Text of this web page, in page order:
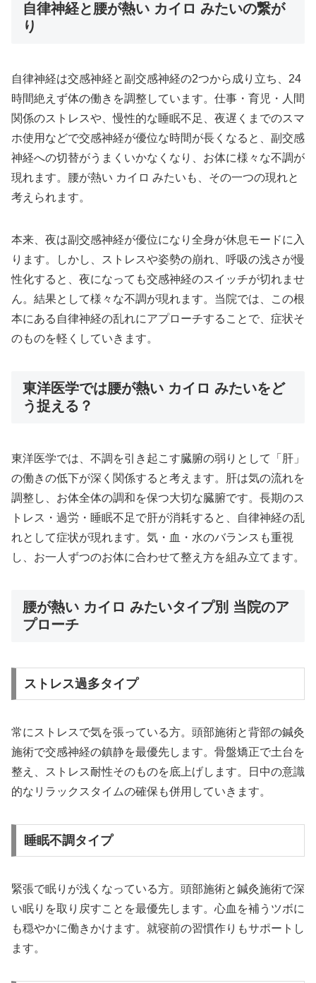
自律神経と腰が熱い カイロ みたいの繋が
り
自律神経は交感神経と副交感神経の2つから成り立ち、24
時間絶えず体の働きを調整しています。仕事・育児・人間
関係のストレスや、慢性的な睡眠不足、夜遅くまでのスマ
ホ使用などで交感神経が優位な時間が長くなると、副交感
神経への切替がうまくいかなくなり、お体に様々な不調が
現れます。腰が熱い カイロ みたいも、その一つの現れと
考えられます。
本来、夜は副交感神経が優位になり全身が休息モードに入
ります。しかし、ストレスや姿勢の崩れ、呼吸の浅さが慢
性化すると、夜になっても交感神経のスイッチが切れませ
ん。結果として様々な不調が現れます。当院では、この根
本にある自律神経の乱れにアプローチすることで、症状そ
のものを軽くしていきます。
東洋医学では腰が熱い カイロ みたいをど
う捉える？
東洋医学では、不調を引き起こす臓腑の弱りとして「肝」
の働きの低下が深く関係すると考えます。肝は気の流れを
調整し、お体全体の調和を保つ大切な臓腑です。長期のス
トレス・過労・睡眠不足で肝が消耗すると、自律神経の乱
れとして症状が現れます。気・血・水のバランスも重視
し、お一人ずつのお体に合わせて整え方を組み立てます。
腰が熱い カイロ みたいタイプ別 当院のア
プローチ
ストレス過多タイプ
常にストレスで気を張っている方。頭部施術と背部の鍼灸
施術で交感神経の鎮静を最優先します。骨盤矯正で土台を
整え、ストレス耐性そのものを底上げします。日中の意識
的なリラックスタイムの確保も併用していきます。
睡眠不調タイプ
緊張で眠りが浅くなっている方。頭部施術と鍼灸施術で深
い眠りを取り戻すことを最優先します。心血を補うツボに
も穏やかに働きかけます。就寝前の習慣作りもサポートし
ます。